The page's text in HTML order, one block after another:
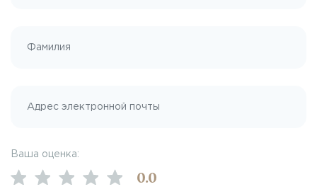
Ваша оценка:
0.0